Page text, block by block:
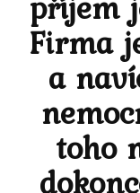
Firma
a
toho